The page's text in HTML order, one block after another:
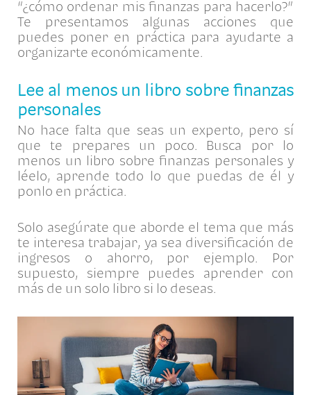
“¿cómo ordenar mis finanzas para hacerlo?”
Te presentamos algunas acciones que
puedes poner en práctica para ayudarte a
organizarte económicamente.
Lee al menos un libro sobre finanzas
personales
No hace falta que seas un experto, pero sí
que te prepares un poco. Busca por lo
menos un libro sobre finanzas personales y
léelo, aprende todo lo que puedas de él y
ponlo en práctica.
Solo asegúrate que aborde el tema que más
te interesa trabajar, ya sea diversificación de
ingresos o ahorro, por ejemplo. Por
supuesto, siempre puedes aprender con
más de un solo libro si lo deseas.